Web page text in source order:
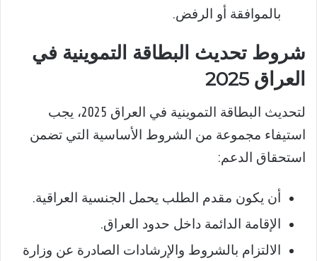
بالموافقة أو الرفض.
شروط تحديث البطاقة التموينية في
العراق 2025
لتحديث البطاقة التموينية في العراق 2025، يجب
استيفاء مجموعة من الشروط الأساسية التي تضمن
استحقاق الدعم:
أن يكون مقدم الطلب يحمل الجنسية العراقية.
الإقامة الدائمة داخل حدود العراق.
الالتزام بالشروط والإرشادات الصادرة عن وزارة